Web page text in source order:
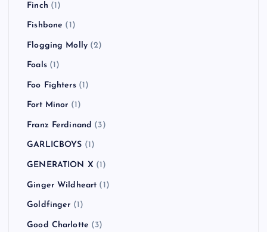
Finch (1)
Fishbone (1)
Flogging Molly (2)
Foals(1)
Foo Fighters(1)
Fort Minor (1)
Franz Ferdinand (3)
GARLICBOYS (1)
GENERATION X (1)
Ginger Wildheart (1)
Goldfinger (1)
Good Charlotte (3)